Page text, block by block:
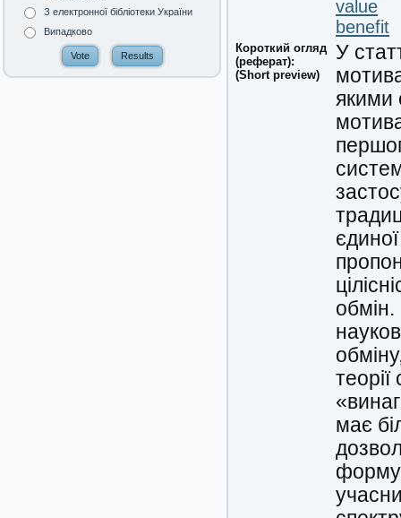
З електронної бібліотеки України
Випадково
value
benefit
Короткий огляд
(реферат):
(Short preview)
У
якими
теорії
має